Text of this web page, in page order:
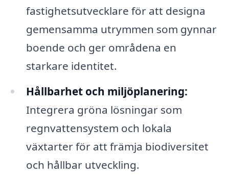
fastighetsutvecklare för att designa
gemensamma utrymmen som gynnar
boende och ger områdena en
starkare identitet.
Hållbarhet och miljöplanering:
Integrera gröna lösningar som
regnvattensystem och lokala
växtarter för att främja biodiversitet
och hållbar utveckling.